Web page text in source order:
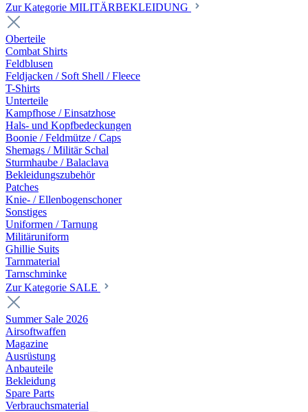
Zur Kategorie MILITÄRBEKLEIDUNG
Oberteile
Combat Shirts
Feldblusen
Feldjacken / Soft Shell / Fleece
T-Shirts
Unterteile
Kampfhose / Einsatzhose
Hals- und Kopfbedeckungen
Boonie / Feldmütze / Caps
Shemags / Militär Schal
Sturmhaube / Balaclava
Bekleidungszubehör
Patches
Knie- / Ellenbogenschoner
Sonstiges
Uniformen / Tarnung
Militäruniform
Ghillie Suits
Tarnmaterial
Tarnschminke
Zur Kategorie SALE
Summer Sale 2026
Airsoftwaffen
Magazine
Ausrüstung
Anbauteile
Bekleidung
Spare Parts
Verbrauchsmaterial